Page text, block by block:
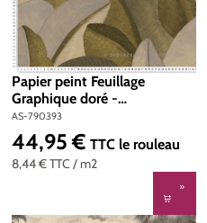
Papier peint Feuillage
Graphique doré -
Metropolitan Stories 5 Vibes
& Styles d'A.S. Création | Réf.
AS-790393
AS-790393
8,44 €TTC / m2
Prix régulier :
44,95 € TTC le rouleau